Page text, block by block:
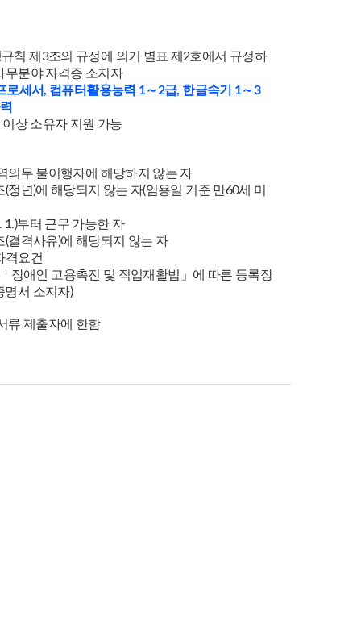
칙 제3조의 규정에 의거 별표 제2호에서 규정하
무분야 자격증 소지자
로세서, 컴퓨터활용능력 1～2급, 한글속기 1～3
상 소유자 지원 가능
의무 불이행자에 해당하지 않는 자
정년)에 해당되지 않는 자(임용일 기준 만60세 미
1.)부터 근무 가능한 자
결격사유)에 해당되지 않는 자
격요건
장애인 고용촉진 및 직업재활법」에 따른 등록장
명서 소지자)
류 제출자에 한함